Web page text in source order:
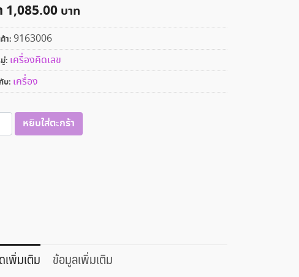
1,085.00
า: 9163006
: เครื่องคิดเลข
บ: เครื่อง
หยิบใส่ตะกร้า
เพิ่มเติม ข้อมูลเพิ่มเติม